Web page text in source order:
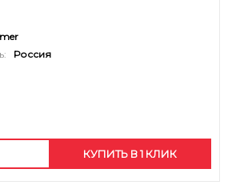
Россия
КУПИТЬ В 1 КЛИК